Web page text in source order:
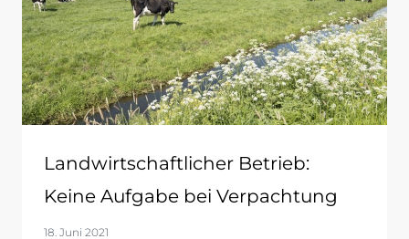
Landwirtschaftlicher Betrieb:
Keine Aufgabe bei Verpachtung
18. Juni 2021